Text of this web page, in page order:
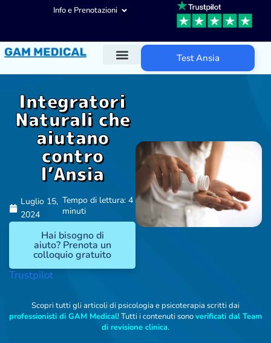
Info e Prenotazioni
Test Ansia
Integratori
Naturali che
aiutano
contro
l’Ansia
Luglio 15,
2024
Tempo di lettura: 4
minuti
Hai bisogno di
aiuto? Prenota un
colloquio gratuito
Trustpilot
Scopri tutti gli articoli di psicologia e psicoterapia scritti dai
professionisti di GAM Medical! Tutti i contenuti sonoverificati dal Team
di revisione clinica.